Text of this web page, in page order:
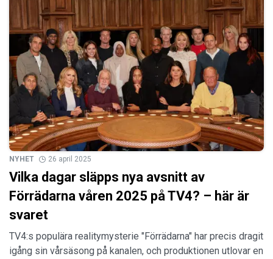
NYHET 26 april 2025
Vilka dagar släpps nya avsnitt av
Förrädarna våren 2025 på TV4? – här är
svaret
TV4:s populära realitymysterie "Förrädarna" har precis dragit
igång sin vårsäsong på kanalen, och produktionen utlovar en